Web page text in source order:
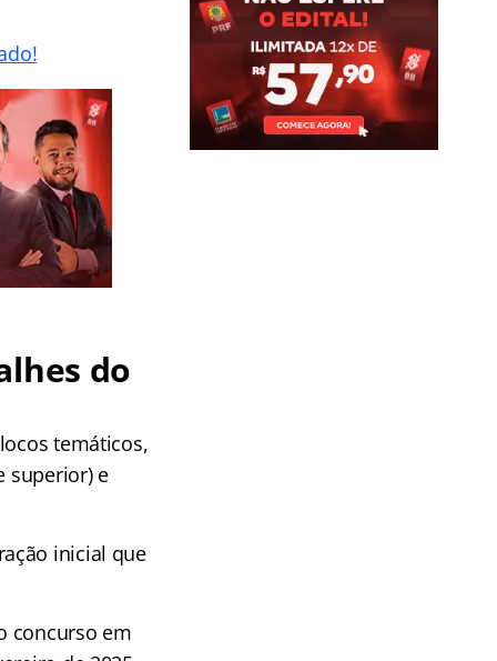
do
temáticos,
superior) e
inicial que
concurso em